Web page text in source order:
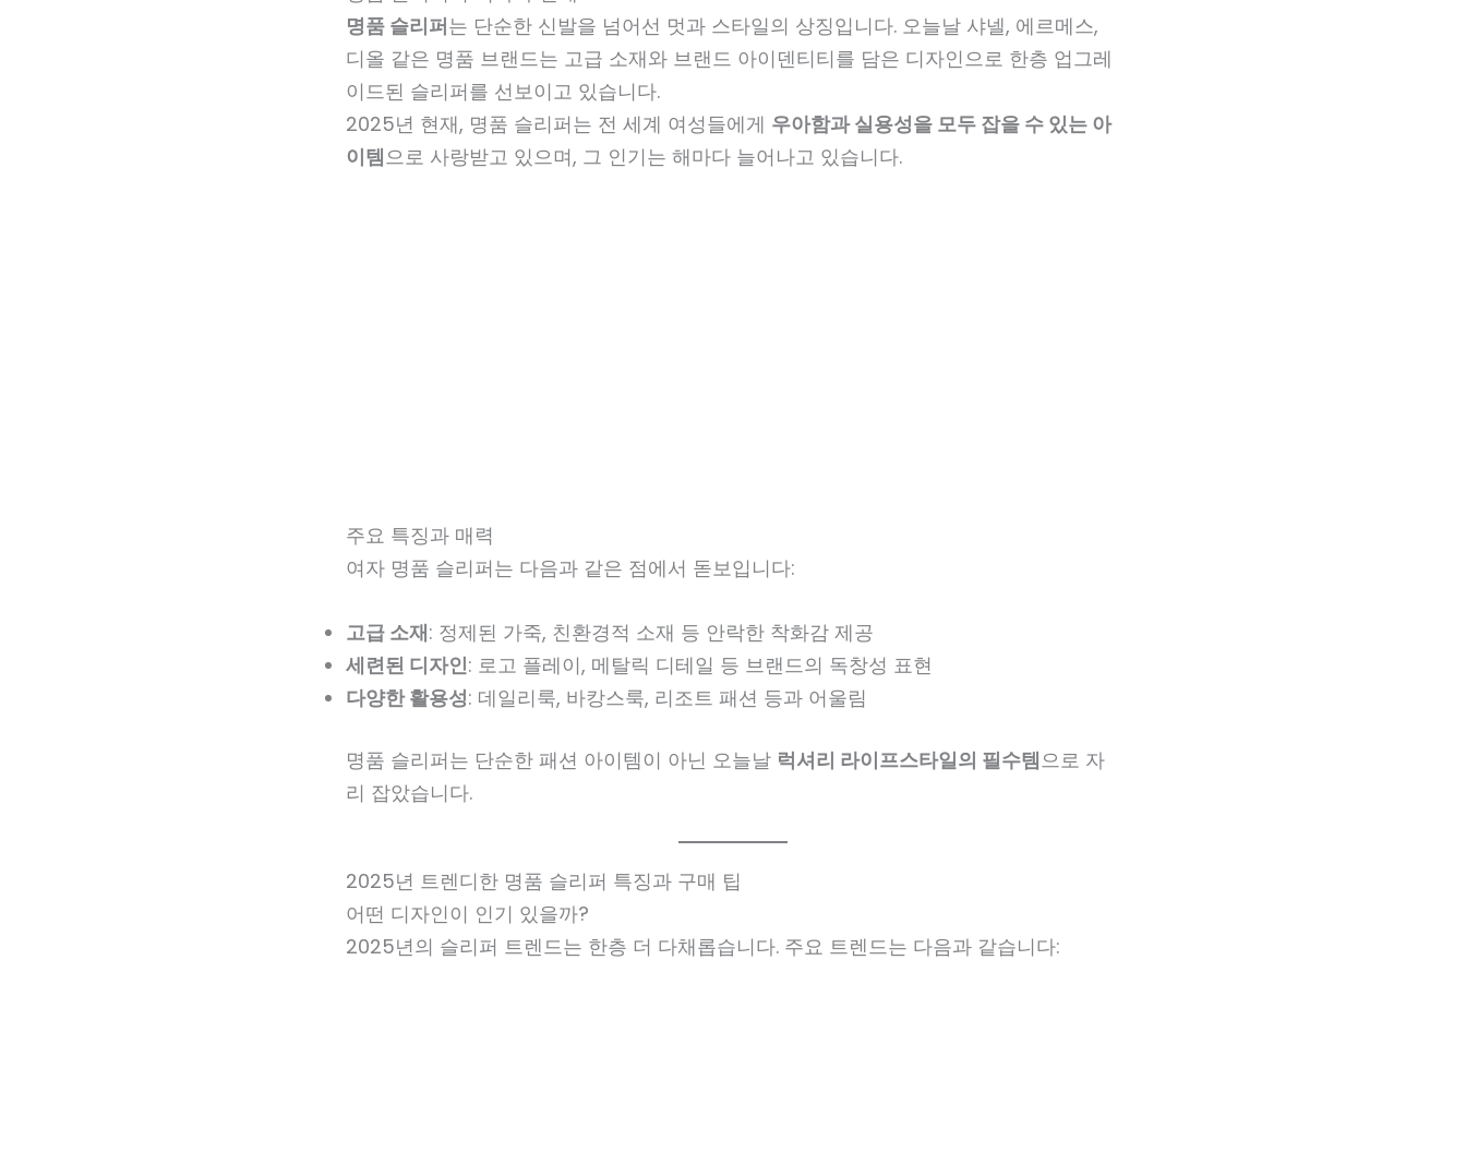
명품 슬리퍼는 단순한 신발을 넘어선 멋과 스타일의 상징입니다. 오늘날 샤넬, 에르메스,
디올 같은 명품 브랜드는 고급 소재와 브랜드 아이덴티티를 담은 디자인으로 한층 업그레
이드된 슬리퍼를 선보이고 있습니다.
2025년 현재, 명품 슬리퍼는 전 세계 여성들에게 우아함과 실용성을 모두 잡을 수 있는 아
이템으로 사랑받고 있으며, 그 인기는 해마다 늘어나고 있습니다.
주요 특징과 매력
여자 명품 슬리퍼는 다음과 같은 점에서 돋보입니다:
고급 소재: 정제된 가죽, 친환경적 소재 등 안락한 착화감 제공
세련된 디자인: 로고 플레이, 메탈릭 디테일 등 브랜드의 독창성 표현
다양한 활용성: 데일리룩, 바캉스룩, 리조트 패션 등과 어울림
명품 슬리퍼는 단순한 패션 아이템이 아닌 오늘날 럭셔리 라이프스타일의 필수템으로 자
리 잡았습니다.
2025년 트렌디한 명품 슬리퍼 특징과 구매 팁
어떤 디자인이 인기 있을까?
2025년의 슬리퍼 트렌드는 한층 더 다채롭습니다. 주요 트렌드는 다음과 같습니다: